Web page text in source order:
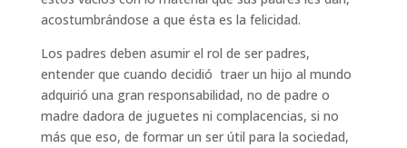
acostumbrándose a que ésta es la felicidad.
Los padres deben asumir el rol de ser padres,
entender que cuando decidió traer un hijo al mundo
adquirió una gran responsabilidad, no de padre o
madre dadora de juguetes ni complacencias, si no
más que eso, de formar un ser útil para la sociedad,